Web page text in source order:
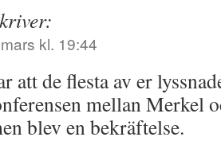
kl. 19:44
att de flesta av er
mellan Merkel
blev en bekräftelse.